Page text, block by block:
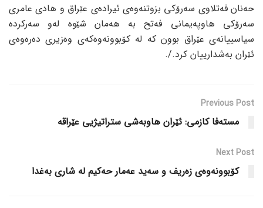
حەنان فەتلاوی سەرۆکی بزوتنەوەی ئیرادەی عێراق و هادی عامری
سەرۆکی هاوپەیمانی فەتح بە هەمان شێوە لەو سەرکردە
سیاسییانەی عێراق بوون کە لە کۆبوونەوەکەی وەزیری دەرەوەی
ئێران بەشدارییان کرد./.
Previous Post
مستەفا کازمی: ئێران هاوبەشی ستراتیژیی عێراقە
Next Post
کۆبوونەوەی زەریف و سەید عەمار حەکیم لە شاری بەغدا